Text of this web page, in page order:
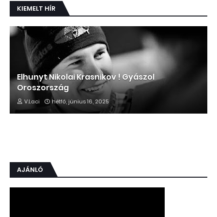
KIEMELT HÍR
Elhunyt Nikolai Krasnikov ! Gyászol
Oroszország
V.Laci hétfő, június 16, 2025
AJÁNLÓ